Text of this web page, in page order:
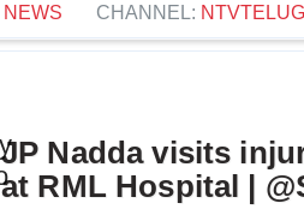
NEWS CHANNEL:
JP Nadda visits
at RML Hospital |